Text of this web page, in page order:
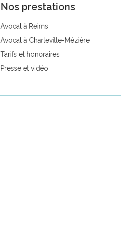
Nos prestations
Avocat à Reims
Avocat à Charleville-Mézière
Tarifs et honoraires
Presse et vidéo